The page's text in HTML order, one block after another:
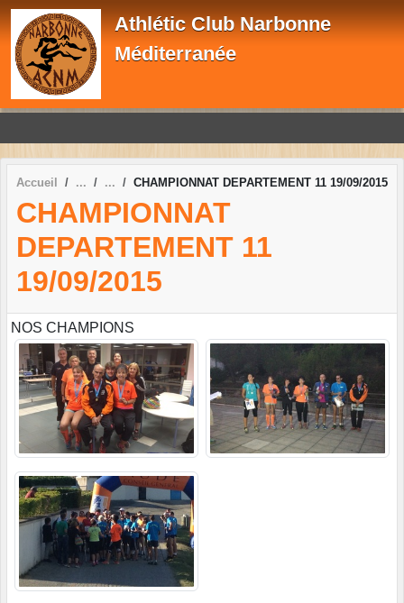
Athlétic Club Narbonne
Méditerranée
Accueil CHAMPIONNAT DEPARTEMENT 11 19/09/2015
CHAMPIONNAT
DEPARTEMENT 11
19/09/2015
NOS CHAMPIONS
Panneau de gestion des cookies